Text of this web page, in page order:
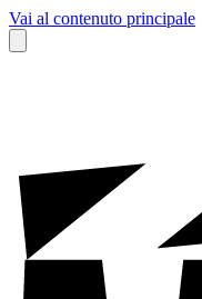
Vai al contenuto principale